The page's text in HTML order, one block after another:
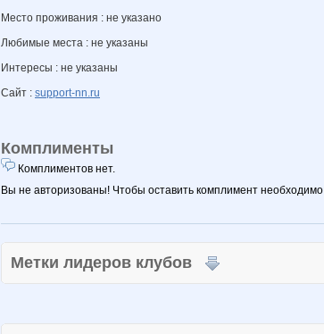
Место проживания : не указано
Любимые места : не указаны
Интересы : не указаны
Сайт : support-nn.ru
Комплименты
Комплиментов нет.
Вы не авторизованы! Чтобы оставить комплимент необходимо
Метки лидеров клубов